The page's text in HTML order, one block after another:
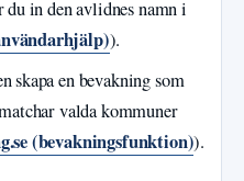
in den avlidnes namn i
).
skapa en bevakning som
valda kommuner
(bevakningsfunktion)).